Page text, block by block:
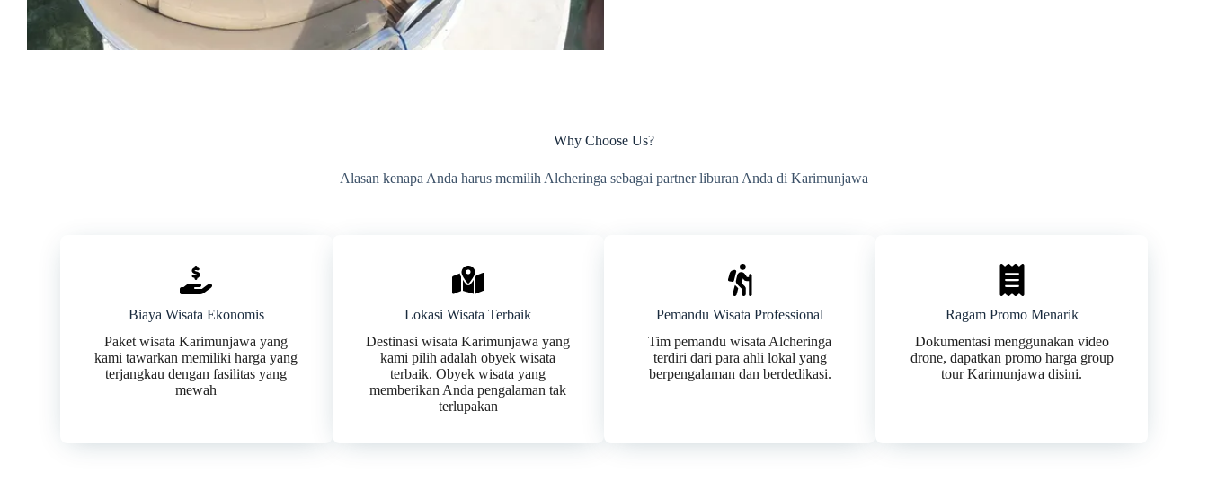
Why Choose Us?
Alasan kenapa Anda harus memilih Alcheringa sebagai partner liburan Anda di Karimunjawa
Biaya Wisata Ekonomis
Paket wisata Karimunjawa yang
kami tawarkan memiliki harga yang
terjangkau dengan fasilitas yang
mewah
Lokasi Wisata Terbaik
Destinasi wisata Karimunjawa yang
kami pilih adalah obyek wisata
terbaik. Obyek wisata yang
memberikan Anda pengalaman tak
terlupakan
Pemandu Wisata Professional
Tim pemandu wisata Alcheringa
terdiri dari para ahli lokal yang
berpengalaman dan berdedikasi.
Ragam Promo Menarik
Dokumentasi menggunakan video
drone, dapatkan promo harga group
tour Karimunjawa disini.